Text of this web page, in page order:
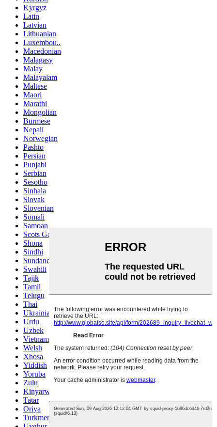
Kyrgyz
Latin
Latvian
Lithuanian
Luxembou..
Macedonian
Malagasy
Malay
Malayalam
Maltese
Maori
Marathi
Mongolian
Burmese
Nepali
Norwegian
Pashto
Persian
Punjabi
Serbian
Sesotho
Sinhala
Slovak
Slovenian
Somali
Samoan
Scots Gaelic
Shona
Sindhi
Sundanese
Swahili
Tajik
Tamil
Telugu
Thai
Ukrainian
Urdu
Uzbek
Vietnamese
Welsh
Xhosa
Yiddish
Yoruba
Zulu
Kinyarwanda
Tatar
Oriya
Turkmen